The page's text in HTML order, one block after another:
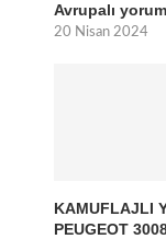
Avrupalı
20 Nisan 2024
KAMUFLAJLI
PEUGEOT